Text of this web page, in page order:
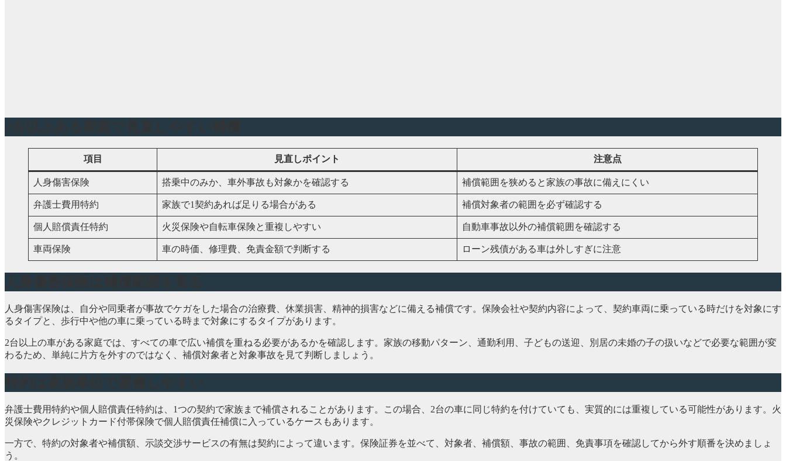
項目 見直しポイント 注意点
人身傷害保険 搭乗中のみか、車外事故も対象かを確認する 補償範囲を狭めると家族の事故に備えにくい
弁護士費用特約 家族で1契約あれば足りる場合がある 補償対象者の範囲を必ず確認する
個人賠償責任特約 火災保険や自転車保険と重複しやすい 自動車事故以外の補償範囲を確認する
車両保険 車の時価、修理費、免責金額で判断する ローン残債がある車は外しすぎに注意
人身傷害保険は、自分や同乗者が事故でケガをした場合の治療費、休業損害、精神的損害などに備える補償です。保険会社や契約内容によって、契約車両に乗っている時だけを対象にす
るタイプと、歩行中や他の車に乗っている時まで対象にするタイプがあります。
2台以上の車がある家庭では、すべての車で広い補償を重ねる必要があるかを確認します。家族の移動パターン、通勤利用、子どもの送迎、別居の未婚の子の扱いなどで必要な範囲が変
わるため、単純に片方を外すのではなく、補償対象者と対象事故を見て判断しましょう。
弁護士費用特約や個人賠償責任特約は、1つの契約で家族まで補償されることがあります。この場合、2台の車に同じ特約を付けていても、実質的には重複している可能性があります。火
災保険やクレジットカード付帯保険で個人賠償責任補償に入っているケースもあります。
一方で、特約の対象者や補償額、示談交渉サービスの有無は契約によって違います。保険証券を並べて、対象者、補償額、事故の範囲、免責事項を確認してから外す順番を決めましょ
う。